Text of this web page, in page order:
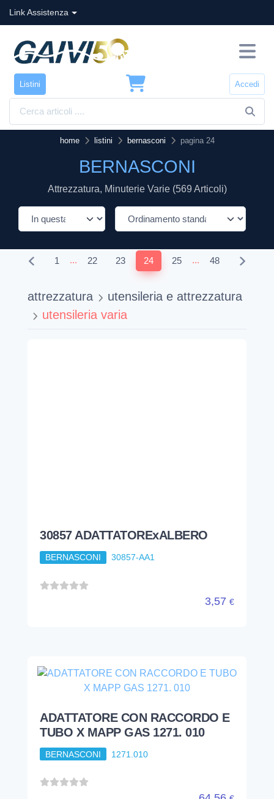
Link Assistenza
Listini Accedi
home listini bernasconi pagina 24
BERNASCONI
Attrezzatura, Minuterie Varie (569 Articoli)
1 ... 22 23 24 25 ... 48
attrezzatura
utensileria e attrezzatura
utensileria varia
30857 ADATTATORExALBERO
BERNASCONI 30857-AA1
3,57 €
ADATTATORE CON RACCORDO E
TUBO X MAPP GAS 1271. 010
BERNASCONI 1271.010